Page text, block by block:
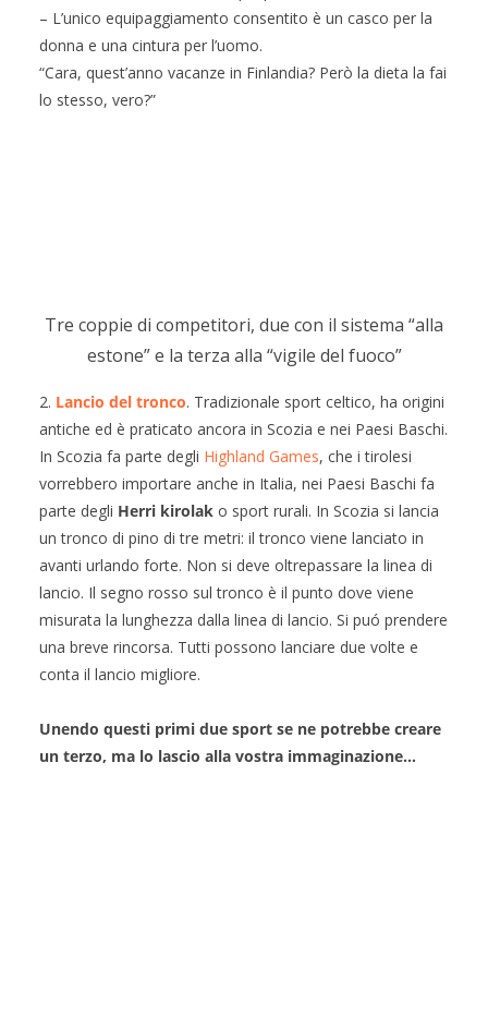
– L’unico equipaggiamento consentito è un casco per la
donna e una cintura per l’uomo.
“Cara, quest’anno vacanze in Finlandia? Però la dieta la fai
lo stesso, vero?”
Tre coppie di competitori, due con il sistema “alla
estone” e la terza alla “vigile del fuoco”
2. Lancio del tronco. Tradizionale sport celtico, ha origini
antiche ed è praticato ancora in Scozia e nei Paesi Baschi.
In Scozia fa parte degli Highland Games, che i tirolesi
vorrebbero importare anche in Italia, nei Paesi Baschi fa
parte degli Herri kirolak o sport rurali. In Scozia si lancia
un tronco di pino di tre metri: il tronco viene lanciato in
avanti urlando forte. Non si deve oltrepassare la linea di
lancio. Il segno rosso sul tronco è il punto dove viene
misurata la lunghezza dalla linea di lancio. Si puó prendere
una breve rincorsa. Tutti possono lanciare due volte e
conta il lancio migliore.
Unendo questi primi due sport se ne potrebbe creare
un terzo, ma lo lascio alla vostra immaginazione…